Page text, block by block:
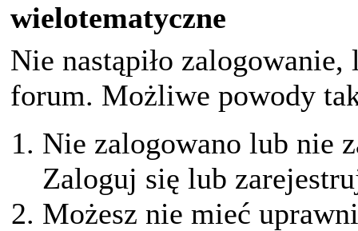
wielotematyczne
Nie nastąpiło
forum. Możliwe powody
Nie zalogowano lub nie
Zaloguj się lub
Możesz nie mieć